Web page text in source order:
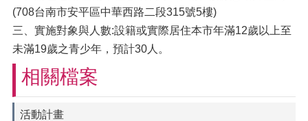
(708台南市安平區中華西路二段315號5樓)
三、實施對象與人數:設籍或實際居住本市年滿12歲以上至
未滿19歲之青少年，預計30人。
相關檔案
活動計畫